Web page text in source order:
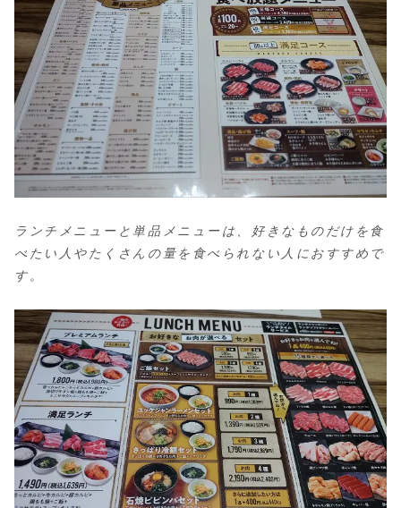
ランチメニューと単品メニューは、好きなものだけを食
べたい人やたくさんの量を食べられない人におすすめで
す。